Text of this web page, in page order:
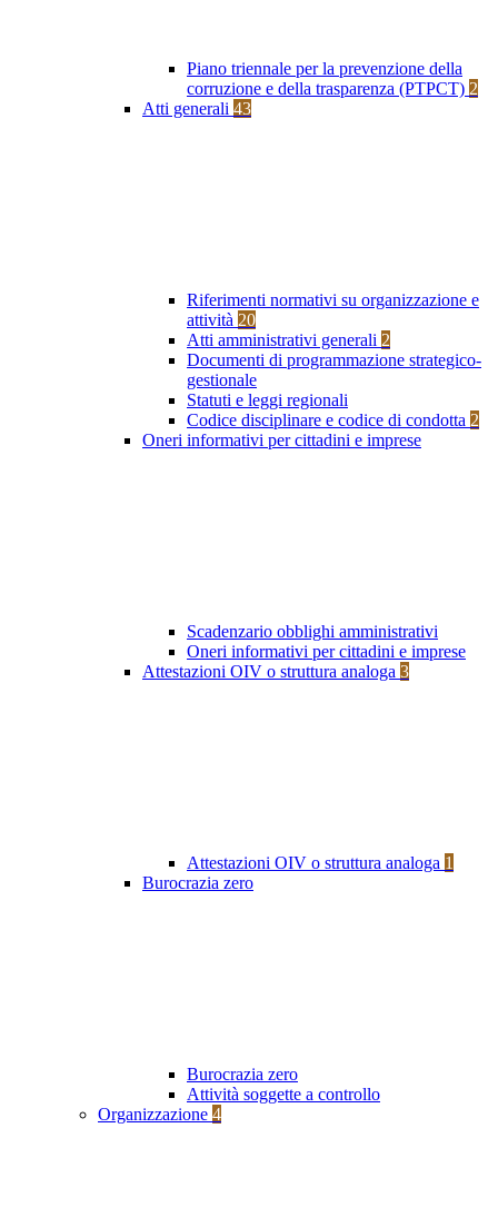
Piano triennale per la prevenzione della
corruzione e della trasparenza (PTPCT) 2
Atti generali 43
Riferimenti normativi su organizzazione e
attività 20
Atti amministrativi generali 2
Documenti di programmazione strategico-
gestionale
Statuti e leggi regionali
Codice disciplinare e codice di condotta 2
Oneri informativi per cittadini e imprese
Scadenzario obblighi amministrativi
Oneri informativi per cittadini e imprese
Attestazioni OIV o struttura analoga 3
Attestazioni OIV o struttura analoga 1
Burocrazia zero
Burocrazia zero
Attività soggette a controllo
Organizzazione 4